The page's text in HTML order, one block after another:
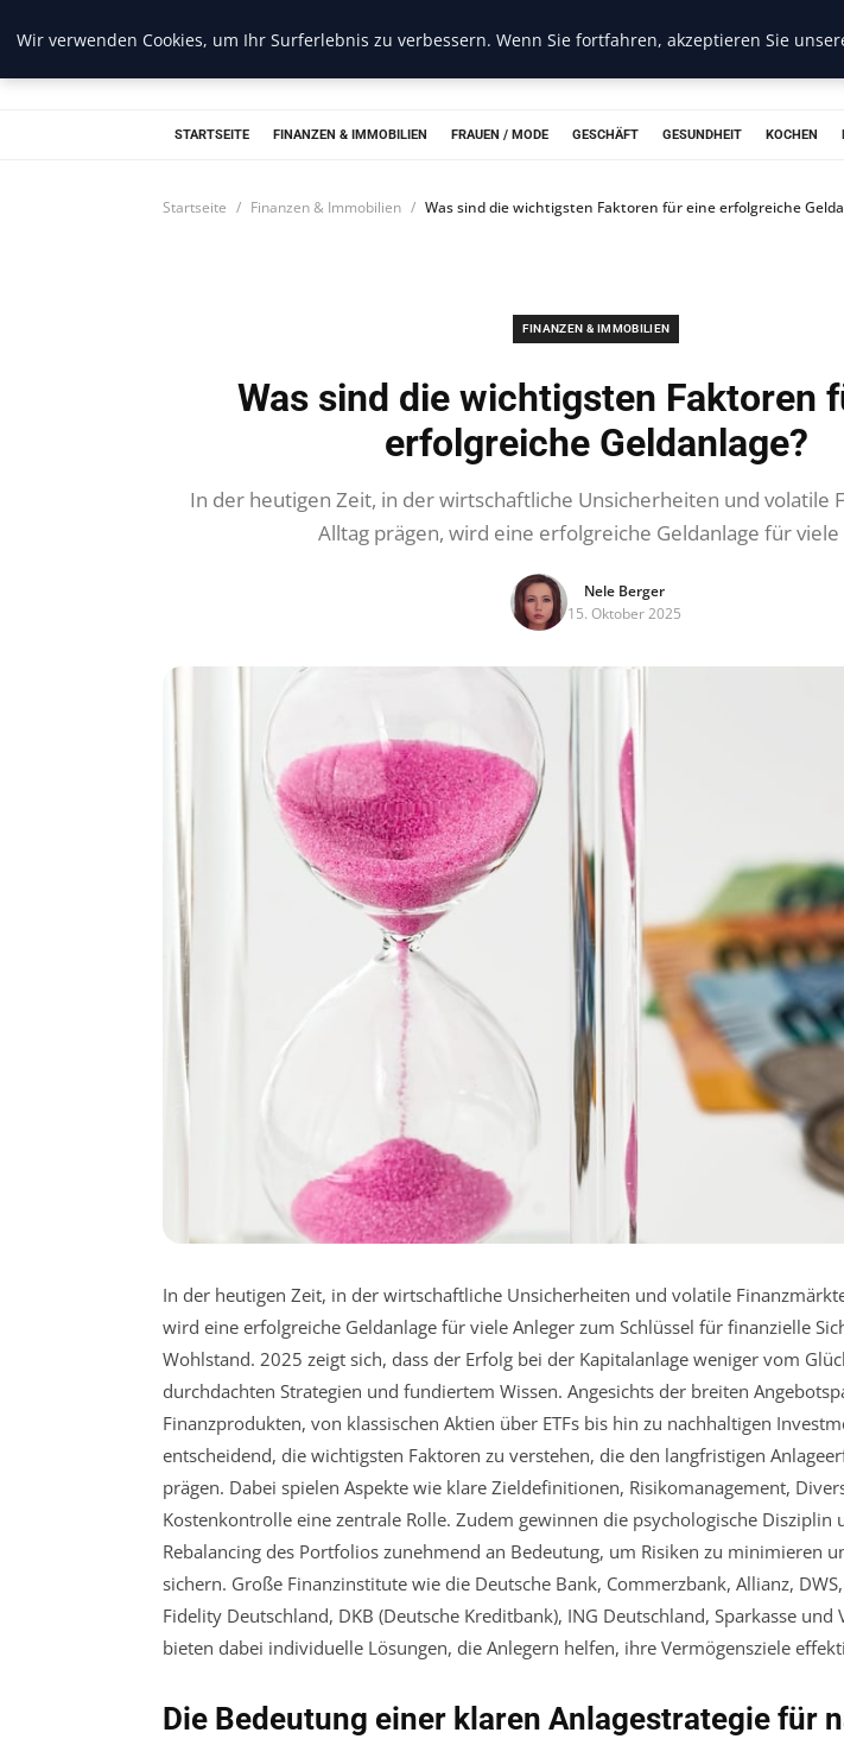
Web Recorder
STARTSEITE FINANZEN & IMMOBILIEN FRAUEN / MODE GESCHÄFT GESUNDHEIT KOCHEN
Startseite Finanzen & Immobilien Was sind die wichtigsten Faktoren für eine erfolgreiche
FINANZEN & IMMOBILIEN
Was sind die wichtigsten Faktoren
erfolgreiche Geldanlage?
In der heutigen Zeit, in der wirtschaftliche Unsicherheiten und volatile
Alltag prägen, wird eine erfolgreiche Geldanlage für
Nele Berger
15. Oktober 2025
In der heutigen Zeit, in der wirtschaftliche Unsicherheiten und volatile
wird eine erfolgreiche Geldanlage für viele Anleger zum Schlüssel für finanzielle
Wohlstand. 2025 zeigt sich, dass der Erfolg bei der Kapitalanlage weniger vom
durchdachten Strategien und fundiertem Wissen. Angesichts der breiten
Finanzprodukten, von klassischen Aktien über ETFs bis hin zu nachhaltigen
entscheidend, die wichtigsten Faktoren zu verstehen, die den langfristigen
prägen. Dabei spielen Aspekte wie klare Zieldefinitionen, Risikomanagement,
Kostenkontrolle eine zentrale Rolle. Zudem gewinnen die psychologische Disziplin
Rebalancing des Portfolios zunehmend an Bedeutung, um Risiken zu minimieren
sichern. Große Finanzinstitute wie die Deutsche Bank, Commerzbank, Allianz,
Fidelity Deutschland, DKB (Deutsche Kreditbank), ING Deutschland, Sparkasse und
bieten dabei individuelle Lösungen, die Anlegern helfen, ihre Vermögensziele
Die Bedeutung einer klaren Anlagestrategie für
Wir verwenden Cookies, um Ihr Surferlebnis zu verbessern. Wenn Sie fortfahren, akzeptieren Sie